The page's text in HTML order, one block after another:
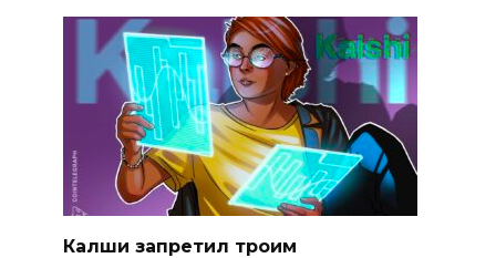
Калши запретил троим